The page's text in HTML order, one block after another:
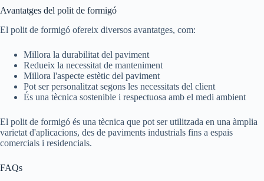
Avantatges del polit de formigó
El polit de formigó ofereix diversos avantatges, com:
Millora la durabilitat del paviment
Redueix la necessitat de manteniment
Millora l'aspecte estètic del paviment
Pot ser personalitzat segons les necessitats del client
És una tècnica sostenible i respectuosa amb el medi ambient
El polit de formigó és una tècnica que pot ser utilitzada en una àmplia
varietat d'aplicacions, des de paviments industrials fins a espais
comercials i residencials.
FAQs